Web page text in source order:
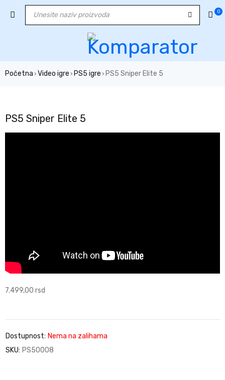
0
Početna › Video igre › PS5 igre › PS5 Sniper Elite 5
PS5 Sniper Elite 5
7.499,00 rsd
Dostupnost: Nema na zalihama
SKU: PS50008